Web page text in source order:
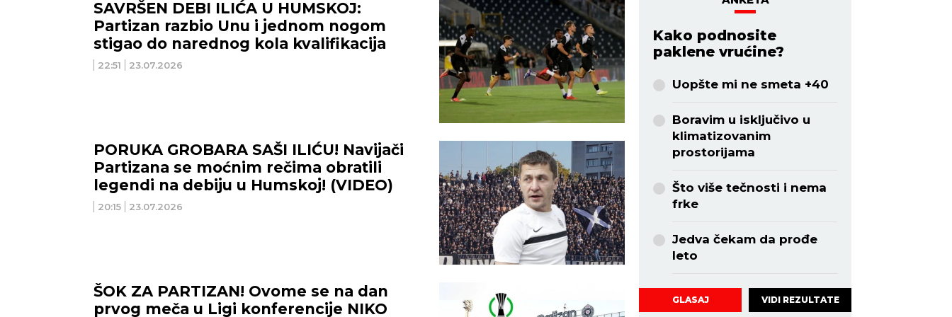
22:51 23.07.2026
SAVRŠEN DEBI ILIĆA U HUMSKOJ:
Partizan razbio Unu i jednom nogom
stigao do narednog kola kvalifikacija
20:15 23.07.2026
PORUKA GROBARA SAŠI ILIĆU! Navijači
Partizana se moćnim rečima obratili
legendi na debiju u Humskoj! (VIDEO)
ŠOK ZA PARTIZAN! Ovome se na dan
prvog meča u Ligi konferencije NIKO
Kako podnosite
paklene vrućine?
Uopšte mi ne smeta +40
Boravim u isključivo u
klimatizovanim
prostorijama
Što više tečnosti i nema
frke
Jedva čekam da prođe
leto
GLASAJ VIDI REZULTATE